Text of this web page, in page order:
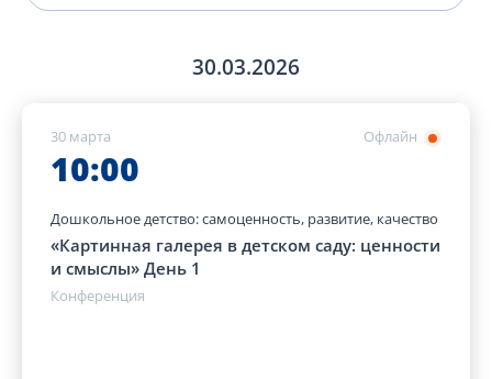
30.03.2026
Офлайн
30 марта
10:00
Дошкольное детство: самоценность, развитие, качество
«Картинная галерея в детском саду: ценности
и смыслы» День 1
Конференция